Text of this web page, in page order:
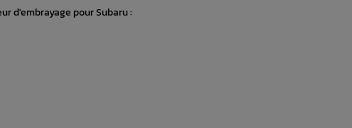
d'embrayage pour Subaru :